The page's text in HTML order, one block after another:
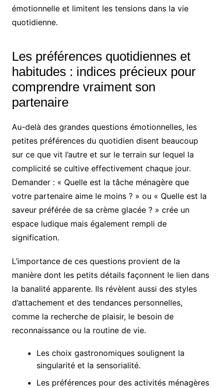
émotionnelle et limitent les tensions dans la vie
quotidienne.
Les préférences quotidiennes et
habitudes : indices précieux pour
comprendre vraiment son
partenaire
Au-delà des grandes questions émotionnelles, les
petites préférences du quotidien disent beaucoup
sur ce que vit l’autre et sur le terrain sur lequel la
complicité se cultive effectivement chaque jour.
Demander : « Quelle est la tâche ménagère que
votre partenaire aime le moins ? » ou « Quelle est la
saveur préférée de sa crème glacée ? » crée un
espace ludique mais également rempli de
signification.
L’importance de ces questions provient de la
manière dont les petits détails façonnent le lien dans
la banalité apparente. Ils révèlent aussi des styles
d’attachement et des tendances personnelles,
comme la recherche de plaisir, le besoin de
reconnaissance ou la routine de vie.
Les choix gastronomiques soulignent la
singularité et la sensorialité.
Les préférences pour des activités ménagères